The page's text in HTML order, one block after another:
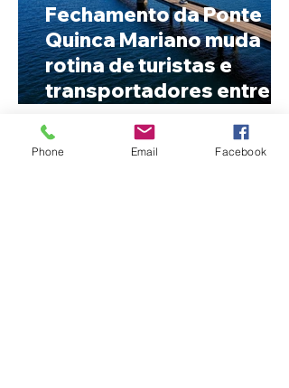
Fechamento da Ponte
Quinca Mariano muda
rotina de turistas e
transportadores entre
Phone Email Facebook